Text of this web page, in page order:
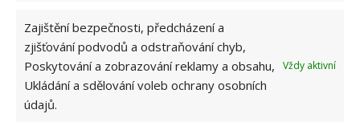
Zajištění bezpečnosti, předcházení a
zjišťování podvodů a odstraňování chyb,
Poskytování a zobrazování reklamy a obsahu,
Ukládání a sdělování voleb ochrany osobních
údajů.
Vždy aktivní
Celý život dáváte prášek a aviváž do nesprávné
přihrádky. Málokdo ví, jak důležité je jejich
umístění